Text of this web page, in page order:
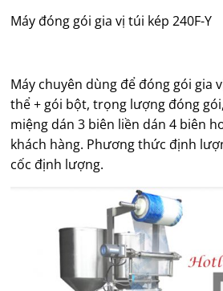
Máy đóng gói gia vị túi kép 240F-Y
Máy chuyên dùng để đóng gói gia
thể + gói bột, trọng lượng đóng
miệng dán 3 biên liền dán 4 biên
khách hàng. Phương thức định
cốc định lượng.